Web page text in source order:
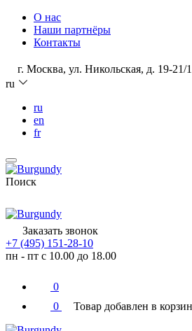
О нас
Наши партнёры
Контакты
г. Москва, ул. Никольская, д. 19-21/1
ru
ru
en
fr
Поиск
Заказать звонок
+7 (495) 151-28-10
пн - пт с 10.00 до 18.00
0
0
Товар добавлен в